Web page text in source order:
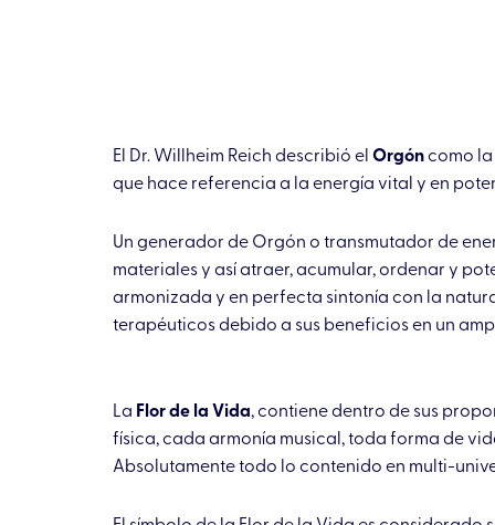
El Dr. Willheim Reich describió el Orgón como
que hace referencia a la energía vital y en
Un generador de Orgón o transmutador de
materiales y así atraer, acumular, ordenar y
armonizada y en perfecta sintonía con la
terapéuticos debido a sus beneficios en un
La Flor de la Vida, contiene dentro de sus
física, cada armonía musical, toda forma de
Absolutamente todo lo contenido en multi-